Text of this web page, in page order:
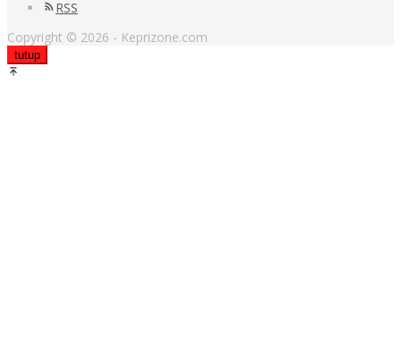
RSS
Copyright © 2026 - Keprizone.com
tutup